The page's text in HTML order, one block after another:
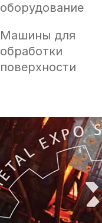
оборудование
Машины для
обработки
поверхности